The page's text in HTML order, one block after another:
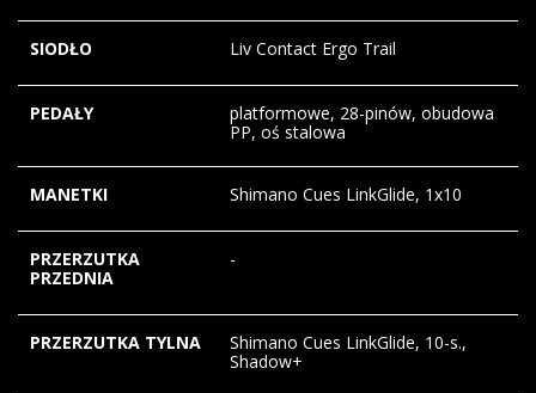
SIODŁO Liv Contact Ergo Trail
PEDAŁY
platformowe, 28-pinów, obudowa
PP, oś stalowa
MANETKI Shimano Cues LinkGlide, 1x10
PRZERZUTKA
PRZEDNIA
-
PRZERZUTKA TYLNA
Shimano Cues LinkGlide, 10-s.,
Shadow+